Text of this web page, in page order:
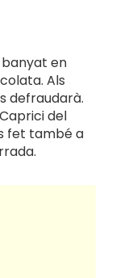
en
Als
defraudarà.
del
fet també a